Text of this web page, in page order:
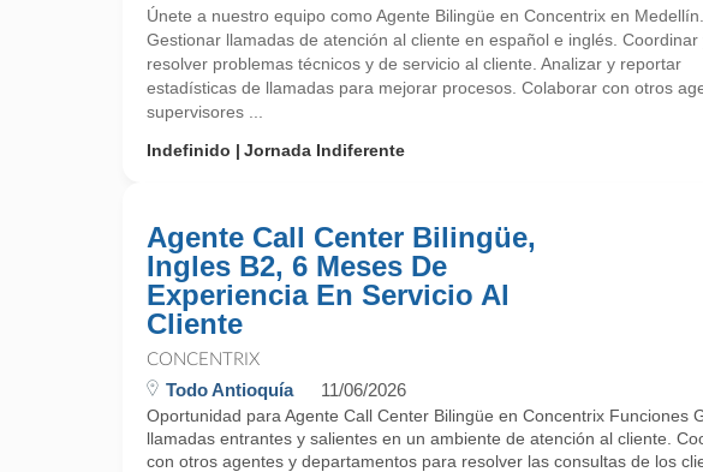
Únete a nuestro equipo como Agente Bilingüe en Concentrix en
Gestionar llamadas de atención al cliente en español e inglés. Coordinar
resolver problemas técnicos y de servicio al cliente. Analizar y reportar
estadísticas de llamadas para mejorar procesos. Colaborar con otros
supervisores ...
Indefinido
Jornada Indiferente
Agente Call Center Bilingüe,
Ingles B2, 6 Meses De
Experiencia En Servicio Al
Cliente
CONCENTRIX
Todo Antioquía 11/06/2026
Oportunidad para Agente Call Center Bilingüe en Concentrix Funciones
llamadas entrantes y salientes en un ambiente de atención al cliente.
con otros agentes y departamentos para resolver las consultas de los